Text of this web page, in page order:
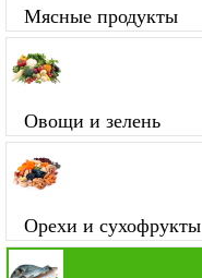
Мясные продукты
Овощи и зелень
Орехи и сухофрукты